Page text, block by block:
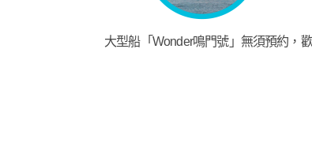
大型船「Wonder鳴門號」無須預約，